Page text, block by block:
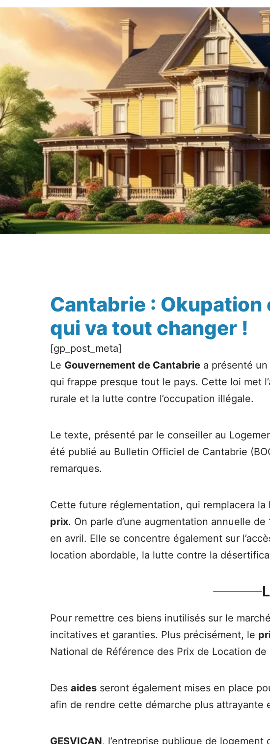
Cantabrie :
qui va tout changer !
[gp_post_meta]
Le Gouvernement de Cantabrie a présenté
qui frappe presque tout le pays. Cette loi met
rurale et la lutte contre l’occupation illégale.
Le texte, présenté par le conseiller au
été publié au Bulletin Officiel de Cantabrie
remarques.
Cette future réglementation, qui remplacera
prix. On parle d’une augmentation annuelle
en avril. Elle se concentre également sur
location abordable, la lutte contre la
Pour remettre ces biens inutilisés sur le
incitatives et garanties. Plus précisément, le
National de Référence des Prix de Location
Des aides seront également mises en place
afin de rendre cette démarche plus
GESVICAN, l’entreprise publique de